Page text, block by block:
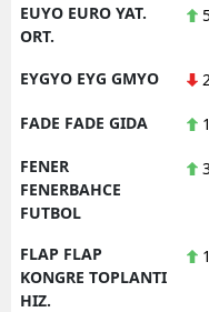
EUYO EURO YAT.
ORT.
EYGYO EYG GMYO
FADE FADE GIDA
FENER
FENERBAHCE
FUTBOL
FLAP FLAP
KONGRE TOPLANTI
HIZ.